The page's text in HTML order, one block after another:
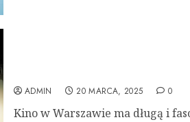
ADMIN 20 MARCA, 2025 0
Kino w Warszawie ma długą i